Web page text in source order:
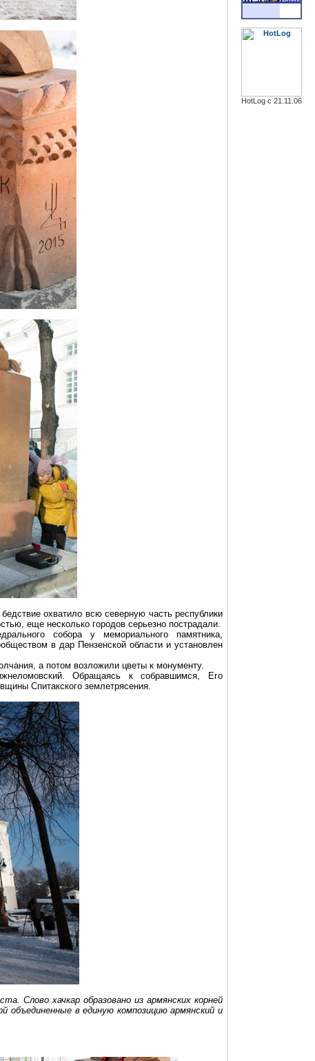
охватило всю северную часть республики
еще несколько городов серьезно пострадали.
собора у мемориального памятника,
в дар Пензенской области и установлен
а потом возложили цветы к монументу.
. Обращаясь ксобравшимся, Его
Спитакского землетрясения.
Словохачкар образовано из армянских корней
объединенные в единую композицию армянский и
HotLog с 21.11.06